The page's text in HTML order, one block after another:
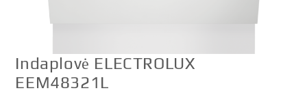
Indaplovė ELECTROLUX
EEM48321L